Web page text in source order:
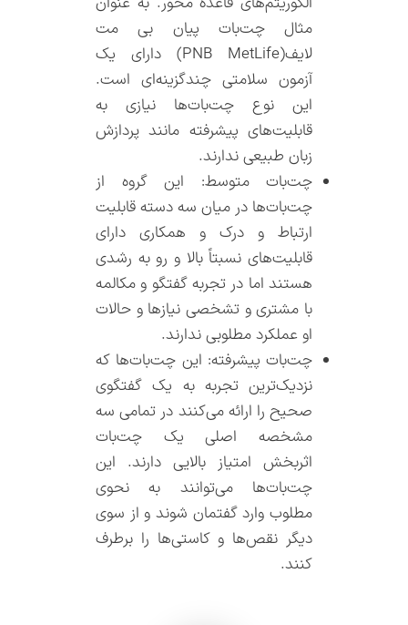
مثال چت‌بات‌ پیان بی مت
لایف(PNB MetLife) دارای یک
آزمون سلامتی چندگزینه‌ای است.
این نوع چت‌بات‌‌ها نیازی به
قابلیت‌های پیشرفته مانند پردازش
زبان طبیعی ندارند.
چت‌بات‌ متوسط: این گروه از
چت‌بات‌‌ها در میان سه دسته قابلیت
ارتباط و درک و همکاری دارای
قابلیت‌های نسبتاً بالا و رو به رشدی
هستند اما در تجربه گفتگو و مکالمه
با مشتری و تشخصی نیازها و حالات
او عملکرد مطلوبی ندارند.
چت‌بات‌ پیشرفته: این چت‌بات‌‌ها که
نزدیک‌ترین تجربه به یک گفتگوی
صحیح را ارائه می‌کنند در تمامی سه
مشخصه اصلی یک چت‌بات‌
اثربخش امتیاز بالایی دارند. این
چت‌بات‌‌ها می‌توانند به نحوی
مطلوب وارد گفتمان شوند و از سوی
دیگر نقص‌ها و کاستی‌ها را برطرف
کنند.